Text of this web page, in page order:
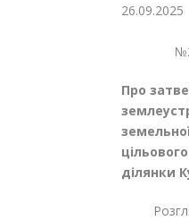
Про
ділянки